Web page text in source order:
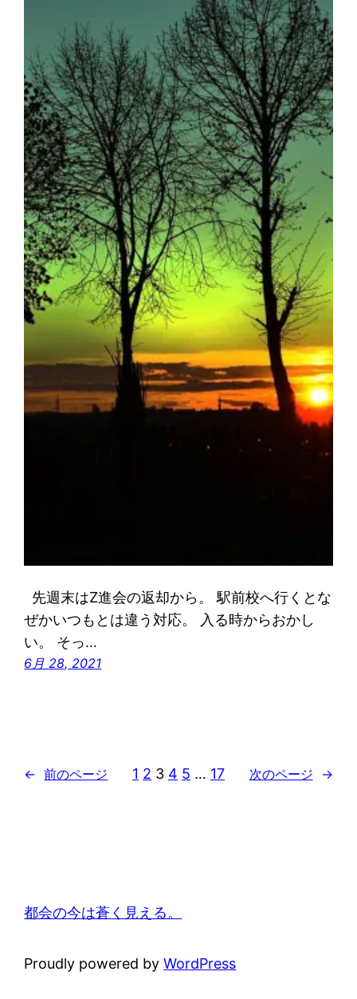
先週末はZ進会の返却から。 駅前校へ行くとな
ぜかいつもとは違う対応。 入る時からおかし
い。 そっ…
6月 28, 2021
← 前のページ 1 2 3 4 5 … 17 次のページ →
都会の今は蒼く見える。
Proudly powered byWordPress